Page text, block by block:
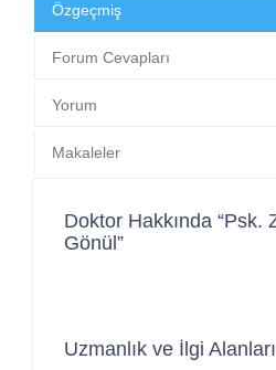
Özgeçmiş
Forum Cevapları
Yorum
Makaleler
Doktor Hakkında “Psk.
Gönül”
Uzmanlık ve İlgi Alanları